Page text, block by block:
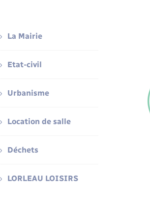
La Mairie
Etat-civil
Urbanisme
Location de salle
Déchets
LORLEAU LOISIRS